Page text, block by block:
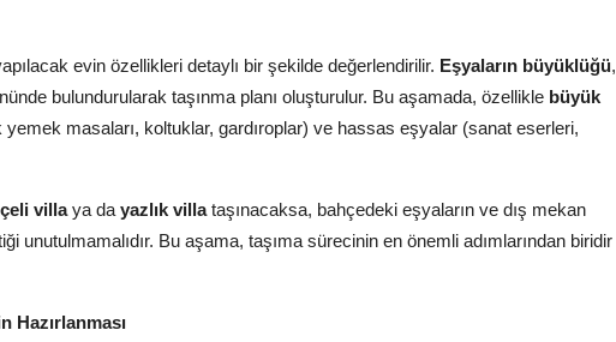
evin özellikleri detaylı bir şekilde değerlendirilir. Eşyaların büyüklüğü,
bulundurularak taşınma planı oluşturulur. Bu aşamada, özellikle büyük
yemek masaları, koltuklar, gardıroplar) ve hassas eşyalar (sanat eserleri,
villaya da yazlık villataşınacaksa, bahçedeki eşyaların ve dış mekan
unutulmamalıdır. Bu aşama, taşıma sürecinin en önemli adımlarından biridir
Hazırlanması